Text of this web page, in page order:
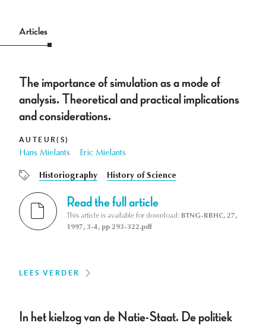
Articles
The importance of simulation as a mode of
analysis. Theoretical and practical implications
and considerations.
AUTEUR(S)
Hans Mielants Eric Mielants
Historiography History of Science
Read the full article
This article is available for download: BTNG-RBHC, 27,
1997, 3-4, pp 293-322.pdf
LEES VERDER
In het kielzog van de Natie-Staat. De politiek